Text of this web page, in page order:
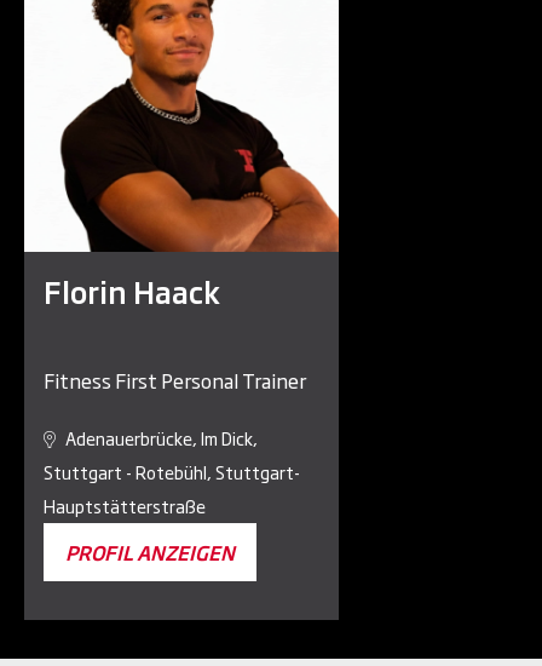
Florin Haack
Fitness First Personal Trainer
Adenauerbrücke, Im Dick,
Stuttgart - Rotebühl, Stuttgart-
Hauptstätterstraße
PROFIL ANZEIGEN